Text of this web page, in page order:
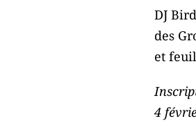
DJ
des
et
4